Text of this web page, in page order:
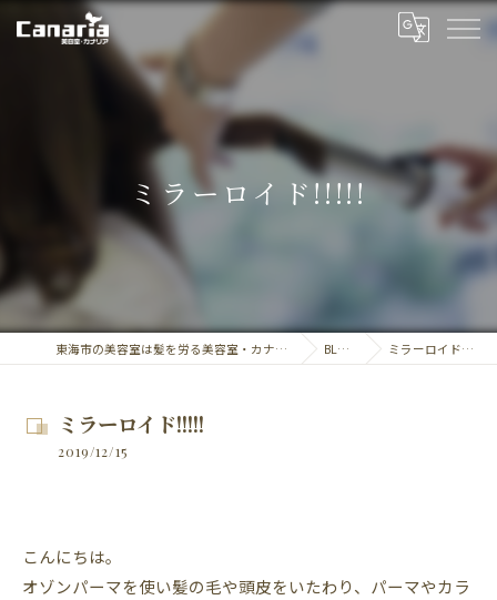
ミラーロイド!!!!!
東海市の美容室は髪を労る美容室・カナリア BLOG ミラーロイド!!!!!
ミラーロイド!!!!!
2019/12/15
こんにちは。
オゾンパーマを使い髪の毛や頭皮をいたわり、パーマやカラ